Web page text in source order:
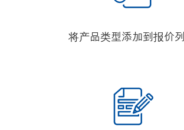
将产品类型添加到报价